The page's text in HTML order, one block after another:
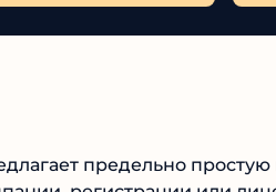
Обзор